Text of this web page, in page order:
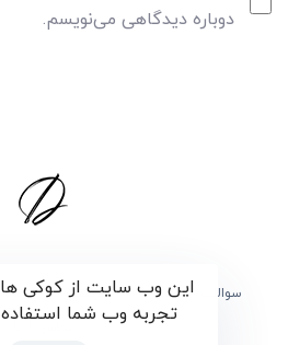
دوباره دیدگاهی می‌نویسم.
سوالات متداول برگزیدگان
این وب سایت از کوکی ها
تجربه وب شما